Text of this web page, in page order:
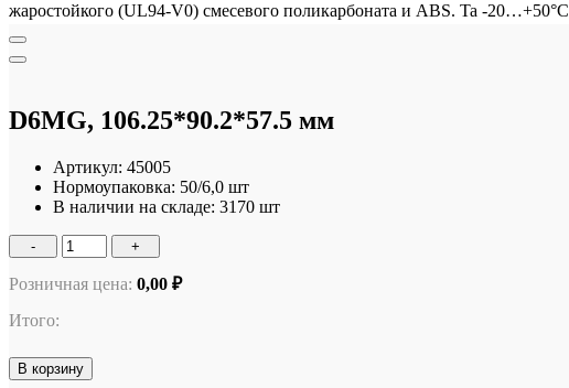
жаростойкого (UL94-V0) смесевого поликарбоната и ABS. Ta -20…+50°С
D6MG, 106.25*90.2*57.5 мм
Артикул: 45005
Нормоупаковка: 50/6,0 шт
В наличии на складе: 3170 шт
- +
Розничная цена: 0,00 ₽
Итого:
В корзину